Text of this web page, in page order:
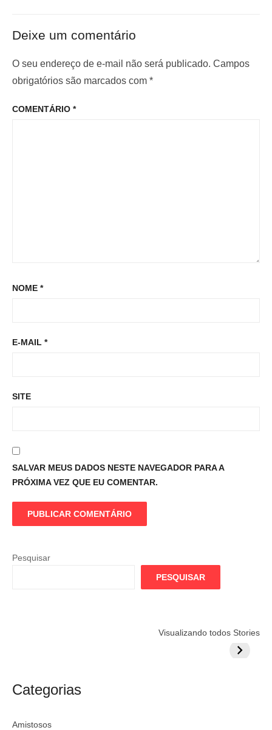
o
e
P
o
i
o
:
m
o
o
Deixe um comentário
O seu endereço de e-mail não será publicado. Campos
obrigatórios são marcados com *
COMENTÁRIO *
NOME *
E-MAIL *
SITE
SALVAR MEUS DADOS NESTE NAVEGADOR PARA A
PRÓXIMA VEZ QUE EU COMENTAR.
Pesquisar
PESQUISAR
Visualizando todos Stories
argentino
do
Categorias
Amistosos